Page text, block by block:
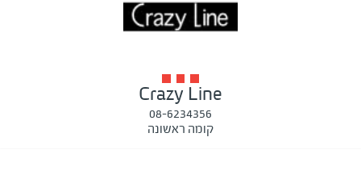
Crazy Line
08-6234356
קומה ראשונה